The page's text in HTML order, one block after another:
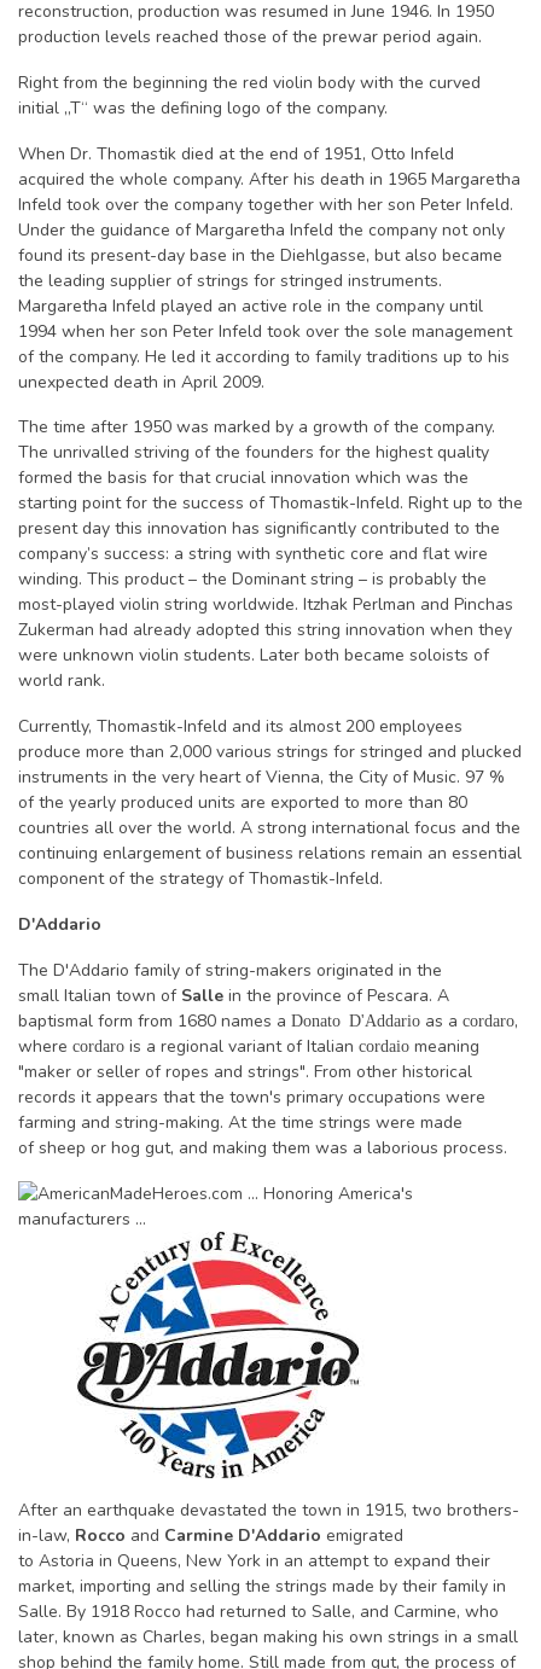
reconstruction, production was resumed in June 1946. In 1950
production levels reached those of the prewar period again.
Right from the beginning the red violin body with the curved
initial „T“ was the defining logo of the company.
When Dr. Thomastik died at the end of 1951, Otto Infeld
acquired the whole company. After his death in 1965 Margaretha
Infeld took over the company together with her son Peter Infeld.
Under the guidance of Margaretha Infeld the company not only
found its present-day base in the Diehlgasse, but also became
the leading supplier of strings for stringed instruments.
Margaretha Infeld played an active role in the company until
1994 when her son Peter Infeld took over the sole management
of the company. He led it according to family traditions up to his
unexpected death in April 2009.
The time after 1950 was marked by a growth of the company.
The unrivalled striving of the founders for the highest quality
formed the basis for that crucial innovation which was the
starting point for the success of Thomastik-Infeld. Right up to the
present day this innovation has significantly contributed to the
company’s success: a string with synthetic core and flat wire
winding. This product – the Dominant string – is probably the
most-played violin string worldwide. Itzhak Perlman and Pinchas
Zukerman had already adopted this string innovation when they
were unknown violin students. Later both became soloists of
world rank.
Currently, Thomastik-Infeld and its almost 200 employees
produce more than 2,000 various strings for stringed and plucked
instruments in the very heart of Vienna, the City of Music. 97 %
of the yearly produced units are exported to more than 80
countries all over the world. A strong international focus and the
continuing enlargement of business relations remain an essential
component of the strategy of Thomastik-Infeld.
D'Addario
The D'Addario family of string-makers originated in the
small Italian town of Salle in the province of Pescara. A
baptismal form from 1680 names a Donato D'Addario as a cordaro,
where cordaro is a regional variant of Italian cordaio meaning
"maker or seller of ropes and strings". From other historical
records it appears that the town's primary occupations were
farming and string-making. At the time strings were made
of sheep or hog gut, and making them was a laborious process.
After an earthquake devastated the town in 1915, two brothers-
in-law, Rocco and Carmine D'Addario emigrated
to Astoria in Queens, New York in an attempt to expand their
market, importing and selling the strings made by their family in
Salle. By 1918 Rocco had returned to Salle, and Carmine, who
later, known as Charles, began making his own strings in a small
shop behind the family home. Still made from gut, the process of